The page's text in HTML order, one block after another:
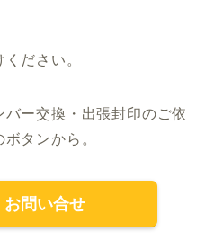
ださい。
ー交換・出張封印のご依
タンから。
お問い合せ